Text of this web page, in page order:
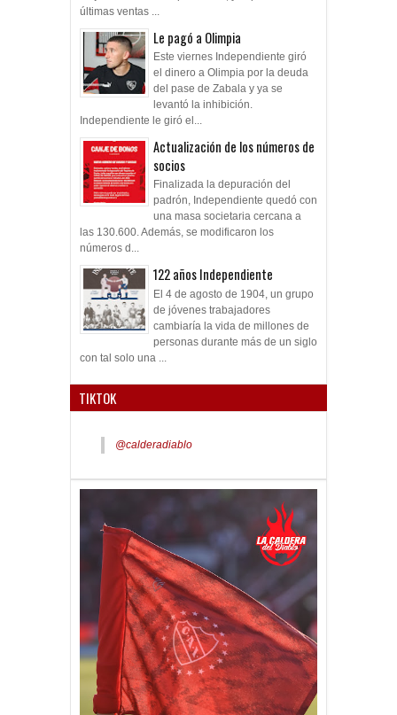
Le pagó a Olimpia
Este viernes Independiente giró
el dinero a Olimpia por la deuda
del pase de Zabala y ya se
levantó la inhibición.
Independiente le giró el...
Actualización de los números de
socios
Finalizada la depuración del
padrón, Independiente quedó con
una masa societaria cercana a
las 130.600. Además, se modificaron los
números d...
El 4 de agosto de 1904, un grupo
de jóvenes trabajadores
cambiaría la vida de millones de
personas durante más de un siglo
con tal solo una ...
TIKTOK